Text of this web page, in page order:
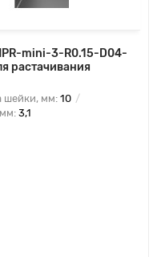
mini-3-R0.15-D04-
растачивания
шейки, мм: 10
3,1